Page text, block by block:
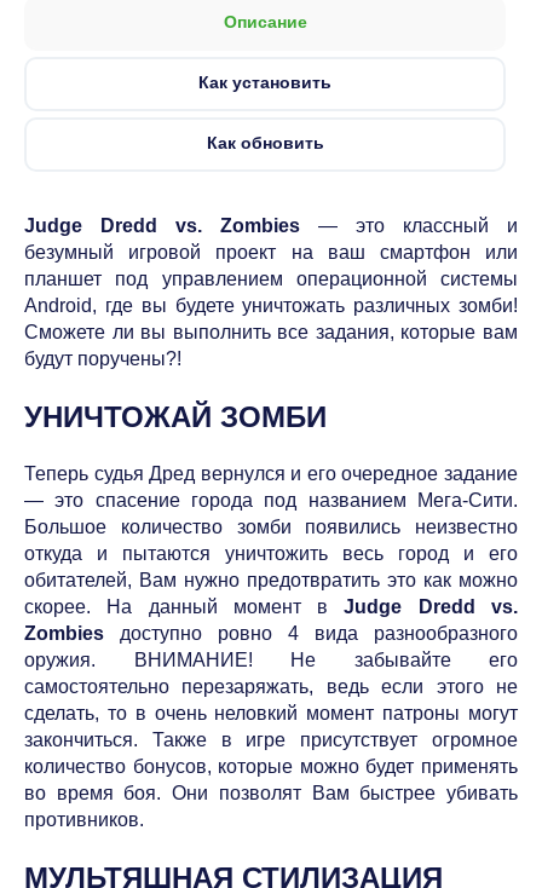
Описание
Как установить
Как обновить
Judge Dredd vs. Zombies — это классный и
безумный игровой проект на ваш смартфон или
планшет под управлением операционной системы
Android, где вы будете уничтожать различных зомби!
Сможете ли вы выполнить все задания, которые вам
будут поручены?!
УНИЧТОЖАЙ ЗОМБИ
Теперь судья Дред вернулся и его очередное задание
— это спасение города под названием Мега-Сити.
Большое количество зомби появились неизвестно
откуда и пытаются уничтожить весь город и его
обитателей, Вам нужно предотвратить это как можно
скорее. На данный момент вJudge Dredd vs.
Zombies доступно ровно 4 вида разнообразного
оружия. ВНИМАНИЕ! Не забывайте его
самостоятельно перезаряжать, ведь если этого не
сделать, то в очень неловкий момент патроны могут
закончиться. Также в игре присутствует огромное
количество бонусов, которые можно будет применять
во время боя. Они позволят Вам быстрее убивать
противников.
МУЛЬТЯШНАЯ СТИЛИЗАЦИЯ